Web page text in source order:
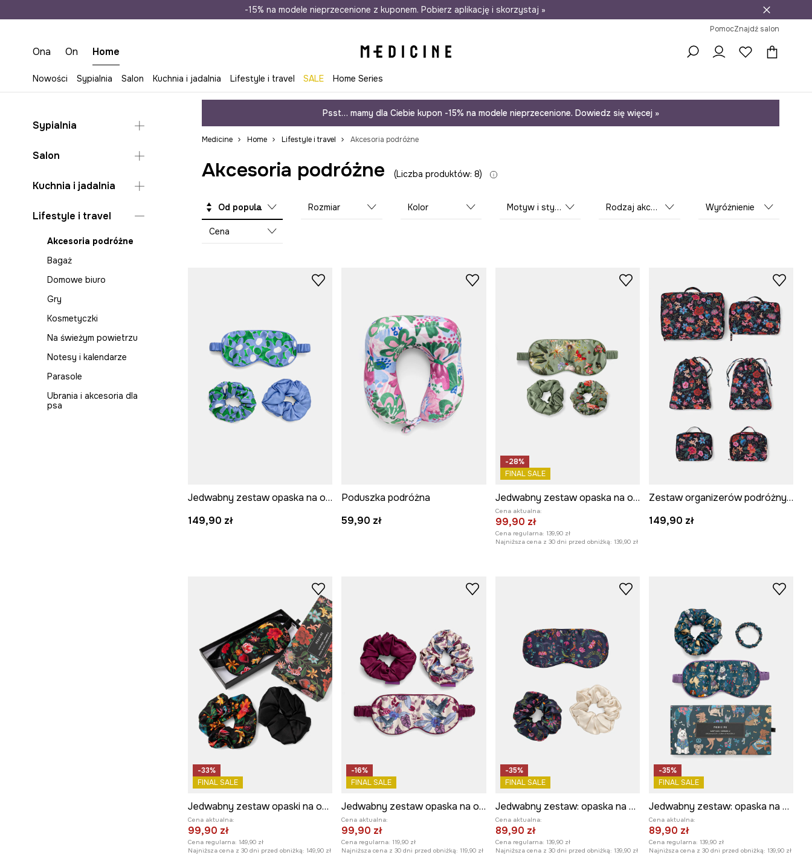
Wysyłka nawet w 24h Darmowa dostawa do salonów 30 dni na zwrot
-15% na modele nieprzecenione z kuponem. Pobierz aplikację i skorzystaj »
PomocZnajdź salon
Ona On Home
Nowości Sypialnia Salon Kuchnia i jadalnia Lifestyle i travel SALE Home Series
Sypialnia
Koce i pledy do sypialni
sypialni
Szkatułki i organizery na
Salon
Dekoracje
Organizery na biżuterię
Poduszki i poszewki do
Przechowywanie w
salonie
Zapachy
Dywany
Kuchnia i jadalnia
Akcesoria
Kubki i filiżanki
Przechowywanie w
kuchni
Tekstylia
Zastawa stołowa
Lifestyle i travel
Akcesoria podróżne
Bagaż
Domowe biuro
Gry
Kosmetyczki
Na świeżym powietrzu
Notesy i kalendarze
Parasole
Ubrania i akcesoria dla
psa
Psst… mamy dla Ciebie kupon -15% na modele nieprzecenione. Dowiedz się więcej »
Medicine Home Lifestyle i travel Akcesoria podróżne
Akcesoria podróżne Liczba produktów: 8
Od popularnych Rozmiar Kolor Motyw i stylistyka Rodzaj akcesorium podróżnego Wyróżnienie
Cena
Jedwabny zestaw opaska na oczy i gumki do włosów
149,90 zł
Poduszka podróżna
59,90 zł
-28%
FINAL SALE
Jedwabny zestaw opaska na oczy i gumki do włosów
Cena aktualna:
99,90 zł
Cena regularna: 139,90 zł
Najniższa cena z 30 dni przed obniżką: 139,90 zł
Zestaw organizerów podróżnych do bagażu
149,90 zł
-33%
FINAL SALE
Jedwabny zestaw opaski na oczy i gumek do włosów
Cena aktualna:
99,90 zł
Cena regularna: 149,90 zł
Najniższa cena z 30 dni przed obniżką: 149,90 zł
-16%
FINAL SALE
Jedwabny zestaw opaska na oczy i gumki do włosów z kolekcji Ilona Tambor x Medicine
Cena aktualna:
99,90 zł
Cena regularna: 119,90 zł
Najniższa cena z 30 dni przed obniżką: 119,90 zł
-35%
FINAL SALE
Jedwabny zestaw: opaska na oczy i gumki do włosów w kwiaty
Cena aktualna:
89,90 zł
Cena regularna: 139,90 zł
Najniższa cena z 30 dni przed obniżką: 139,90 zł
-35%
FINAL SALE
Jedwabny zestaw: opaska na oczy i gumki do włosów w psy
Cena aktualna:
89,90 zł
Cena regularna: 139,90 zł
Najniższa cena z 30 dni przed obniżką: 139,90 zł